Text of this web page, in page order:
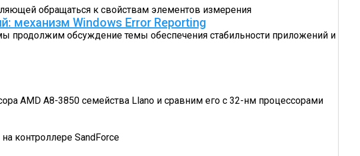
обращаться к свойствам элементов измерения
механизм Windows Error Reporting
продолжим обсуждение темы обес­печения стабильности приложений и
AMD A8-3850 семейства Llano и сравним его с 32-нм процессорами
контроллере SandForce